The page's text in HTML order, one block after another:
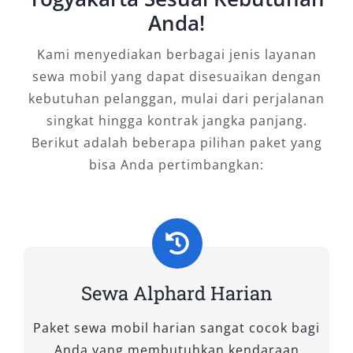
kenyamanan dan nilai eksklusif dari Alphard
menjadikannya pilihan unggul. Jika Anda
mengutamakan kemewahan, efisiensi, dan
layanan terpercaya, sewa mobil Alphard
Pontianak di Salsa Wisata adalah solusi
terbaik. Hubungi sekarang dan rasakan
perjalanan tanpa kompromi di kota seribu
Tipe Mobil Alphard yang Kami
Dalam upaya memberikan layanan transportasi
premium yang sesuai dengan kebutuhan
pelanggan, kami menyediakan berbagai tipe
Anda!
Kami menyediakan berbagai jenis layanan
sewa mobil yang dapat disesuaikan dengan
kebutuhan pelanggan, mulai dari perjalanan
singkat hingga kontrak jangka panjang.
Berikut adalah beberapa pilihan paket yang
bisa Anda pertimbangkan:
Sewa Alphard Harian
Paket sewa mobil harian sangat cocok bagi